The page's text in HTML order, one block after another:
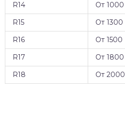
R14
От 1000
R15
От 1300
R16
От 1500
R17
От 1800
R18
От 2000